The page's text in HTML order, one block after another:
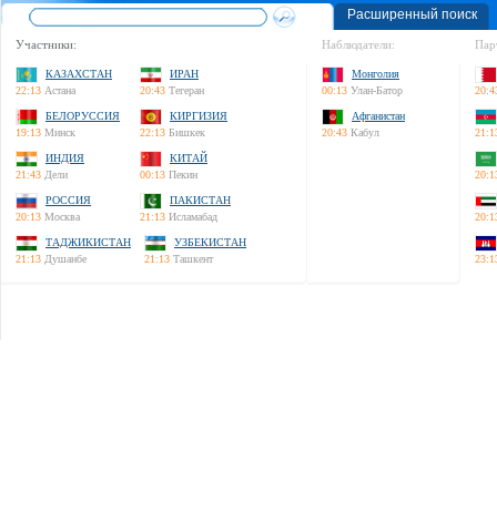
Расширенный поиск
Участники:
КАЗАХСТАН
22:13 Астана
ИРАН
20:43 Тегеран
БЕЛОРУССИЯ
19:13 Минск
КИРГИЗИЯ
22:13 Бишкек
ИНДИЯ
21:43 Дели
КИТАЙ
00:13 Пекин
РОССИЯ
20:13 Москва
ПАКИСТАН
21:13 Исламабад
ТАДЖИКИСТАН
21:13 Душанбе
УЗБЕКИСТАН
21:13 Ташкент
Наблюдатели:
Монголия
00:13 Улан-Батор
Афганистан
20:43 Кабул